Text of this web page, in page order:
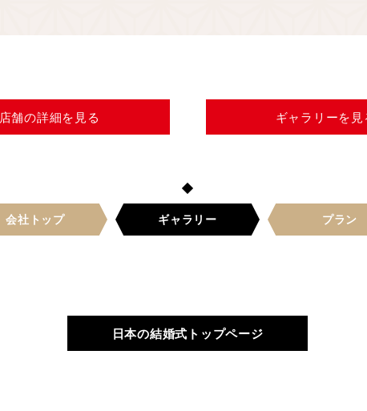
店舗の詳細を見る ギャラリーを見
会社トップ ギャラリー プラン
日本の結婚式トップページ